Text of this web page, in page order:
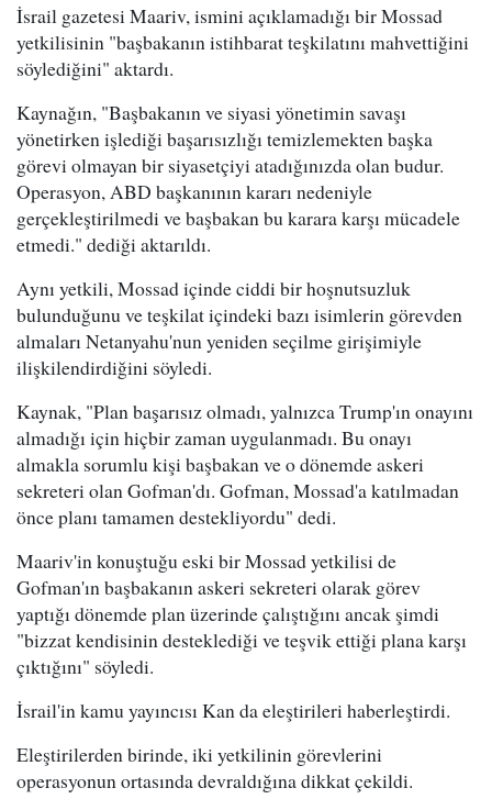
İsrail gazetesi Maariv, ismini açıklamadığı bir Mossad
yetkilisinin "başbakanın istihbarat teşkilatını mahvettiğini
söylediğini" aktardı.
Kaynağın, "Başbakanın ve siyasi yönetimin savaşı
yönetirken işlediği başarısızlığı temizlemekten başka
görevi olmayan bir siyasetçiyi atadığınızda olan budur.
Operasyon, ABD başkanının kararı nedeniyle
gerçekleştirilmedi ve başbakan bu karara karşı mücadele
etmedi." dediği aktarıldı.
Aynı yetkili, Mossad içinde ciddi bir hoşnutsuzluk
bulunduğunu ve teşkilat içindeki bazı isimlerin görevden
almaları Netanyahu'nun yeniden seçilme girişimiyle
ilişkilendirdiğini söyledi.
Kaynak, "Plan başarısız olmadı, yalnızca Trump'ın onayını
almadığı için hiçbir zaman uygulanmadı. Bu onayı
almakla sorumlu kişi başbakan ve o dönemde askeri
sekreteri olan Gofman'dı. Gofman, Mossad'a katılmadan
önce planı tamamen destekliyordu" dedi.
Maariv'in konuştuğu eski bir Mossad yetkilisi de
Gofman'ın başbakanın askeri sekreteri olarak görev
yaptığı dönemde plan üzerinde çalıştığını ancak şimdi
"bizzat kendisinin desteklediği ve teşvik ettiği plana karşı
çıktığını" söyledi.
İsrail'in kamu yayıncısı Kan da eleştirileri haberleştirdi.
Eleştirilerden birinde, iki yetkilinin görevlerini
operasyonun ortasında devraldığına dikkat çekildi.